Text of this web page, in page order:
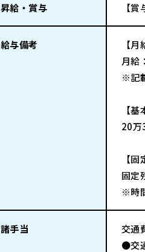
昇給・賞与 【
給与備考
【月
月給
※記
【基
20万
【固
固定
※時
諸手当
交通
●交